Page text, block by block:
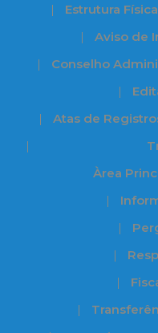
Estrutura Física
Aviso de
Conselho
Atas de
Àrea